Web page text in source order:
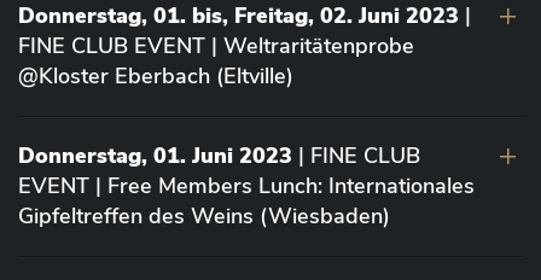
Donnerstag, 01. bis, Freitag, 02. Juni 2023 |
FINE CLUB EVENT | Weltraritätenprobe
@Kloster Eberbach (Eltville)
Donnerstag, 01. Juni 2023 | FINE CLUB
EVENT | Free Members Lunch: Internationales
Gipfeltreffen des Weins (Wiesbaden)